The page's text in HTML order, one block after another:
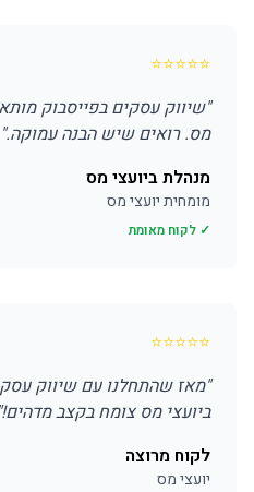
⭐
⭐
⭐
⭐
⭐
"שיווק עסקים בפייסבוק
מס. רואים שיש הבנה עמוקה."
מנהלת ביועצי מס
מומחית יועצי מס
✓ לקוח מאומת
⭐
⭐
⭐
⭐
⭐
"מאז שהתחלנו עם שיווק
ביועצי מס צומח בקצב מדהים!"
לקוח מרוצה
יועצי מס